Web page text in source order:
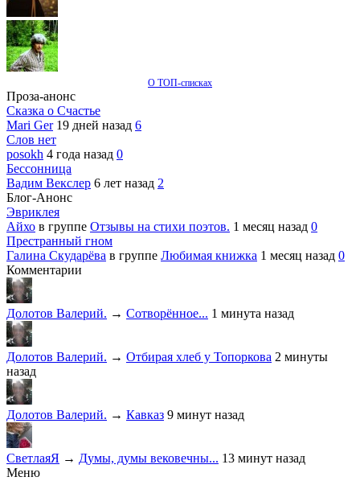
О ТОП-списках
Проза-анонс
Сказка о Счастье
Mari Ger 19 дней назад 6
Слов нет
posokh 4 года назад 0
Бессонница
Вадим Векслер 6 лет назад 2
Блог-Анонс
Эвриклея
Айхо в группе Отзывы на стихи поэтов. 1 месяц назад 0
Престранный гном
Галина Скударёва в группе Любимая книжка 1 месяц назад 0
Комментарии
Долотов Валерий. → Сотворённое... 1 минута назад
Долотов Валерий. → Отбирая хлеб у Топоркова 2 минуты
назад
Долотов Валерий. → Кавказ 9 минут назад
СветлаяЯ → Думы, думы вековечны... 13 минут назад
Меню